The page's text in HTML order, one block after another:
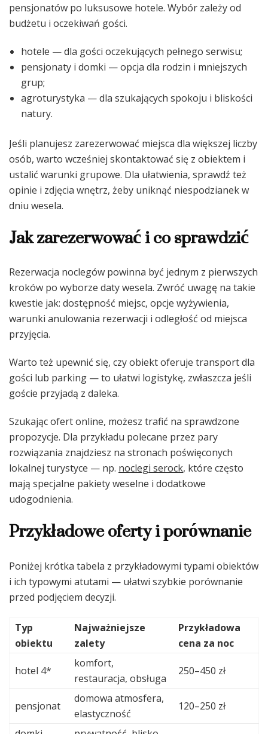
pensjonatów po luksusowe hotele. Wybór zależy od
budżetu i oczekiwań gości.
hotele — dla gości oczekujących pełnego serwisu;
pensjonaty i domki — opcja dla rodzin i mniejszych
grup;
agroturystyka — dla szukających spokoju i bliskości
natury.
Jeśli planujesz zarezerwować miejsca dla większej liczby
osób, warto wcześniej skontaktować się z obiektem i
ustalić warunki grupowe. Dla ułatwienia, sprawdź też
opinie i zdjęcia wnętrz, żeby uniknąć niespodzianek w
dniu wesela.
Jak zarezerwować i co sprawdzić
Rezerwacja noclegów powinna być jednym z pierwszych
kroków po wyborze daty wesela. Zwróć uwagę na takie
kwestie jak: dostępność miejsc, opcje wyżywienia,
warunki anulowania rezerwacji i odległość od miejsca
przyjęcia.
Warto też upewnić się, czy obiekt oferuje transport dla
gości lub parking — to ułatwi logistykę, zwłaszcza jeśli
goście przyjadą z daleka.
Szukając ofert online, możesz trafić na sprawdzone
propozycje. Dla przykładu polecane przez pary
rozwiązania znajdziesz na stronach poświęconych
lokalnej turystyce — np. noclegi serock, które często
mają specjalne pakiety weselne i dodatkowe
udogodnienia.
Przykładowe oferty i porównanie
Poniżej krótka tabela z przykładowymi typami obiektów
i ich typowymi atutami — ułatwi szybkie porównanie
przed podjęciem decyzji.
Typ
obiektu
Najważniejsze
zalety
Przykładowa
cena za noc
hotel 4*
komfort,
restauracja, obsługa
250–450 zł
pensjonat
domowa atmosfera,
elastyczność
120–250 zł